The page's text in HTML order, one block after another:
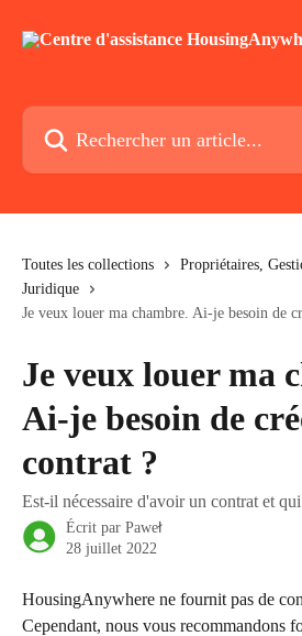
Rechercher un article...
Toutes les collections
Propriétaires,
Juridique
Je veux louer ma chambre. Ai-je besoin de
Je veux louer ma
Ai-je besoin de
contrat ?
Est-il nécessaire d'avoir un contrat et
Écrit par Paweł
28 juillet 2022
HousingAnywhere ne fournit pas de
Cependant, nous vous recommandons